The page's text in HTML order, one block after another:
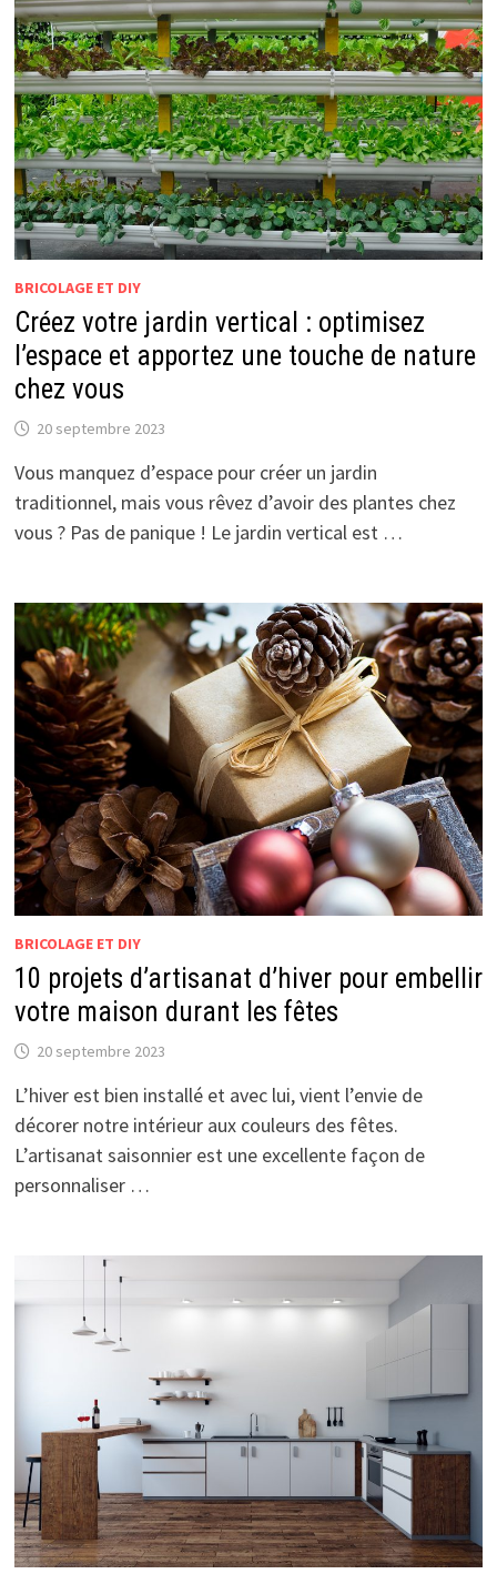
BRICOLAGE ET DIY
Créez votre jardin vertical : optimisez
l’espace et apportez une touche de nature
chez vous
20 septembre 2023
Vous manquez d’espace pour créer un jardin
traditionnel, mais vous rêvez d’avoir des plantes chez
vous ? Pas de panique ! Le jardin vertical est …
BRICOLAGE ET DIY
10 projets d’artisanat d’hiver pour embellir
votre maison durant les fêtes
20 septembre 2023
L’hiver est bien installé et avec lui, vient l’envie de
décorer notre intérieur aux couleurs des fêtes.
L’artisanat saisonnier est une excellente façon de
personnaliser …